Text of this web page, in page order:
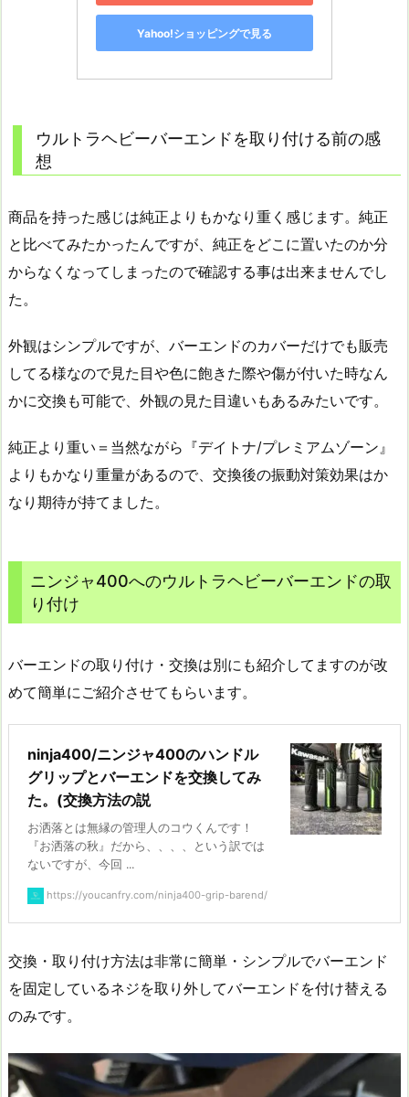
Yahoo!ショッピングで見る
ウルトラヘビーバーエンドを取り付ける前の感
想
商品を持った感じは純正よりもかなり重く感じます。純正
と比べてみたかったんですが、純正をどこに置いたのか分
からなくなってしまったので確認する事は出来ませんでし
た。
外観はシンプルですが、バーエンドのカバーだけでも販売
してる様なので見た目や色に飽きた際や傷が付いた時なん
かに交換も可能で、外観の見た目違いもあるみたいです。
純正より重い＝当然ながら『デイトナ/プレミアムゾーン』
よりもかなり重量があるので、交換後の振動対策効果はか
なり期待が持てました。
ニンジャ400へのウルトラヘビーバーエンドの取
り付け
バーエンドの取り付け・交換は別にも紹介してますのが改
めて簡単にご紹介させてもらいます。
ninja400/ニンジャ400のハンドル
グリップとバーエンドを交換してみ
た。(交換方法の説
お洒落とは無縁の管理人のコウくんです！
『お洒落の秋』だから、、、、という訳では
ないですが、今回 ...
https://youcanfry.com/ninja400-grip-barend/
交換・取り付け方法は非常に簡単・シンプルでバーエンド
を固定しているネジを取り外してバーエンドを付け替える
のみです。